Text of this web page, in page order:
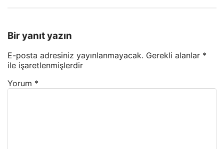
Bir yanıt yazın
E-posta adresiniz yayınlanmayacak. Gerekli alanlar *
ile işaretlenmişlerdir
Yorum *